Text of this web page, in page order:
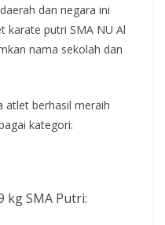
dan negara ini
karate putri SMA NU Al
nama sekolah dan
atlet berhasil meraih
kategori:
kg SMA Putri: